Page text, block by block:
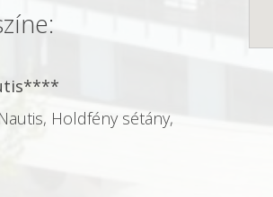
Holdfény sétány,